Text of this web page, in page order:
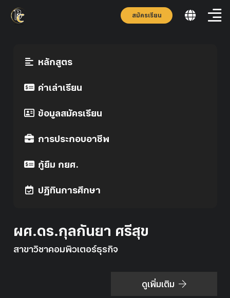
สมัครเรียน
หลักสูตร
ค่าเล่าเรียน
ข้อมูลสมัครเรียน
การประกอบอาชีพ
กู้ยืม กยศ.
ปฏิทินการศึกษา
ผศ.ดร.กุลกันยา ศรีสุข
สาขาวิชาคอมพิวเตอร์ธุรกิจ
ดูเพิ่มเติม